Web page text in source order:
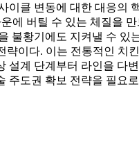
이클 변동에 대한 대응의
에 버틸 수 있는 체질을
불황기에도 지켜낼 수 있
략이다. 이는 전통적인 치
설계 단계부터 라인을 다
주도권 확보 전략을 필요